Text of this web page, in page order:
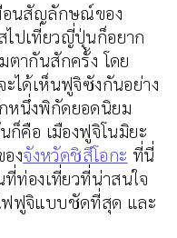
อนสัญลักษณ์ของ
ไปเที่ยวญี่ปุ่นก็อยาก
ตากันสักครั้ง โดย
ะได้เห็นฟูจิซังกันอย่าง
หนึ่งพิกัดยอดนิยม
ก็คือ เมืองฟูจิโนมิยะ
งจังหวัดชิสึโอกะ ที่นี่
ท่องเที่ยวที่น่าสนใจ
ฟฟูจิแบบชัดที่สุด และ